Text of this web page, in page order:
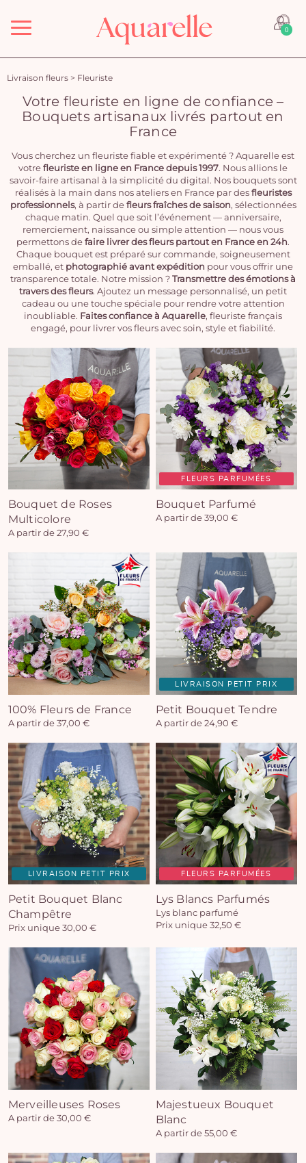
Menu 0
Livraison fleurs > Fleuriste
Votre fleuriste en ligne de confiance –
Bouquets artisanaux livrés partout en
France
Vous cherchez un fleuriste fiable et expérimenté ? Aquarelle est
votrefleuriste en ligne en France depuis 1997. Nous allions le
savoir-faire artisanal à la simplicité du digital. Nos bouquets sont
réalisés à la main dans nos ateliers en France par desfleuristes
professionnels, à partir defleurs fraîches de saison, sélectionnées
chaque matin. Quel que soit l’événement — anniversaire,
remerciement, naissance ou simple attention — nous vous
permettons defaire livrer des fleurs partout en France en 24h.
Chaque bouquet est préparé sur commande, soigneusement
emballé, et photographié avant expédition pour vous offrir une
transparence totale. Notre mission ?Transmettre des émotions à
travers des fleurs. Ajoutez un message personnalisé, un petit
cadeau ou une touche spéciale pour rendre votre attention
inoubliable. Faites confiance à Aquarelle, fleuriste français
engagé, pour livrer vos fleurs avec soin, style et fiabilité.
Bouquet de Roses
Multicolore
A partir de 27,90 €
FLEURS PARFUMÉES
Bouquet Parfumé
A partir de 39,00 €
100% Fleurs de France
A partir de 37,00 €
LIVRAISON PETIT PRIX
Petit Bouquet Tendre
A partir de 24,90 €
LIVRAISON PETIT PRIX
Petit Bouquet Blanc
Champêtre
Prix unique 30,00 €
FLEURS PARFUMÉES
Lys Blancs Parfumés
Lys blanc parfumé
Prix unique 32,50 €
Merveilleuses Roses
A partir de 30,00 €
Majestueux Bouquet
Blanc
A partir de 55,00 €